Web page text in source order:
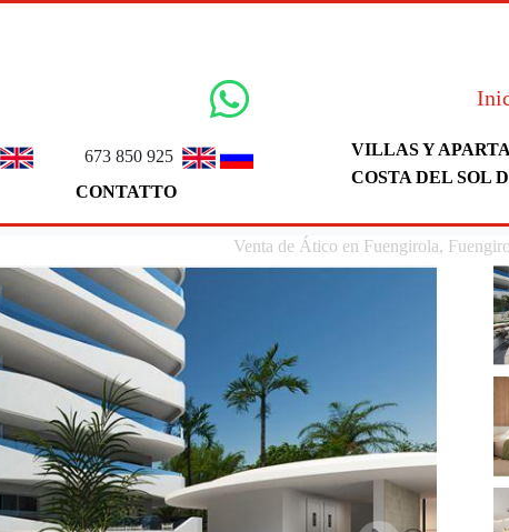
673 850 925
CONTATTO
VILLAS Y
COSTA DEL SOL
Venta de Ático en Fuengirola,